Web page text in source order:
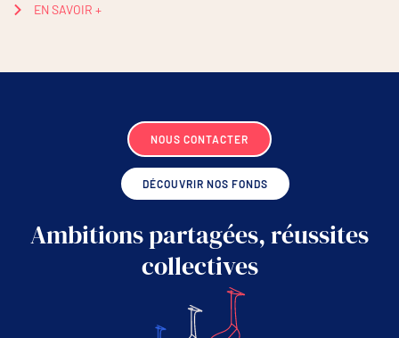
EN SAVOIR +
NOUS CONTACTER
DÉCOUVRIR NOS FONDS
Ambitions partagées, réussites
collectives